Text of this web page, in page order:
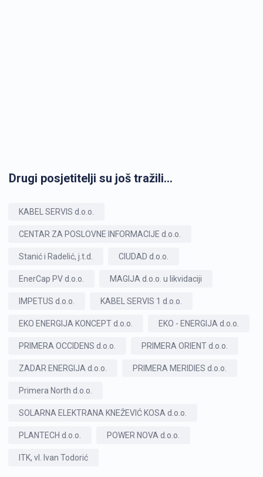
Drugi posjetitelji su još tražili...
KABEL SERVIS d.o.o.
CENTAR ZA POSLOVNE INFORMACIJE d.o.o.
Stanić i Radelić, j.t.d. CIUDAD d.o.o.
EnerCap PV d.o.o. MAGIJA d.o.o. u likvidaciji
IMPETUS d.o.o. KABEL SERVIS 1 d.o.o.
EKO ENERGIJA KONCEPT d.o.o. EKO - ENERGIJA d.o.o.
PRIMERA OCCIDENS d.o.o. PRIMERA ORIENT d.o.o.
ZADAR ENERGIJA d.o.o. PRIMERA MERIDIES d.o.o.
Primera North d.o.o.
SOLARNA ELEKTRANA KNEŽEVIĆ KOSA d.o.o.
PLANTECH d.o.o. POWER NOVA d.o.o.
ITK, vl. Ivan Todorić